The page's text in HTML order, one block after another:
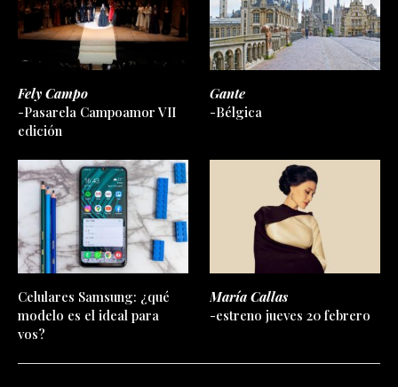
Fely Campo
-Pasarela Campoamor VII
edición
Gante
-Bélgica
Celulares Samsung: ¿qué
modelo es el ideal para
vos?
María Callas
-estreno jueves 20 febrero